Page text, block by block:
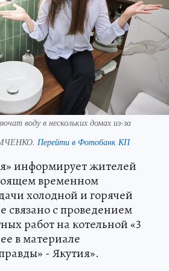
воду в нескольких домах из-за
Перейти в Фотобанк КП
информирует жителей
временном
холодной и горячей
связано с проведением
работ на котельной «3
в материале
- Якутия».